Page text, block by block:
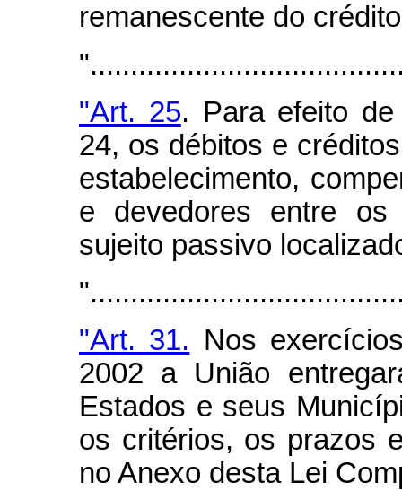
remanescente do
"Art. 25. Para efeito
24, os débitos e
estabelecimento,
e devedores entre os
sujeito passivo
"Art. 31. Nos
2002 a União
Estados e seus
os critérios, os prazos
no Anexo desta Lei